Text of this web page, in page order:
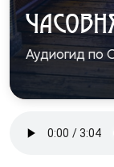
Аудиогид по